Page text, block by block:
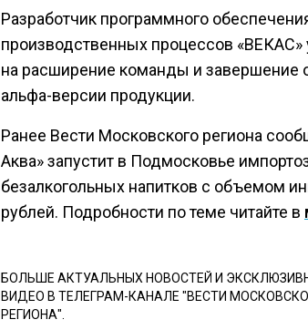
Разработчик программного
производственных процессов «ВЕКАС»
на расширение команды и завершение
альфа-версии продукции.
Ранее Вести Московского региона
Аква» запустит в Подмосковье
безалкогольных напитков с объемом
рублей. Подробности по теме читайте в
БОЛЬШЕ АКТУАЛЬНЫХ НОВОСТЕЙ И
ВИДЕО В ТЕЛЕГРАМ-КАНАЛЕ "ВЕСТИ
РЕГИОНА".